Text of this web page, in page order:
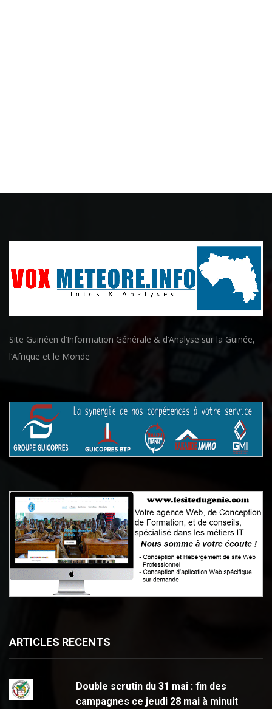
Site Guinéen d’Information Générale & d’Analyse sur la Guinée,
l’Afrique et le Monde
ARTICLES RECENTS
Double scrutin du 31 mai : fin des
campagnes ce jeudi 28 mai à minuit